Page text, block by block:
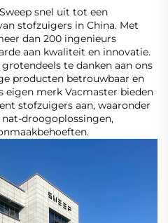
snel uit tot een
stofzuigers in China. Met
dan 200 ingenieurs
aan kwaliteit en innovatie.
te danken aan ons
producten betrouwbaar en
eigen merk Vacmaster bieden
stofzuigers aan, waaronder
droogoplossingen,